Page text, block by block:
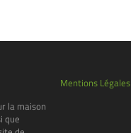
la maison
que
Mentions Légales